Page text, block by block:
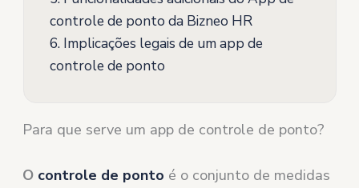
controle de ponto da Bizneo HR
6.Implicações legais de um app de
controle de ponto
Para que serve um app de controle de ponto?
O controle de ponto é o conjunto de medidas